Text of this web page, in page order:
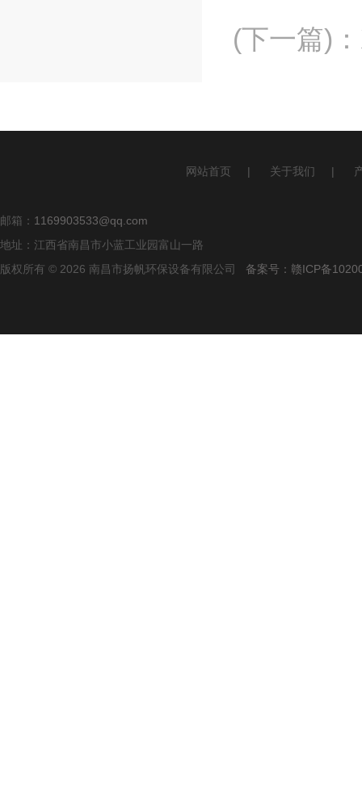
(下一篇) ：
网站首页 | 关于我们 |
邮箱： 1169903533@qq.com
地址：江西省南昌市小蓝工业园富山一路
版权所有 © 2026 南昌市扬帆环保设备有限公司 备案号：赣ICP备